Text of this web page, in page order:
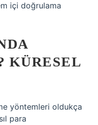
içi doğrulama
KÜRESEL
yöntemleri oldukça
para